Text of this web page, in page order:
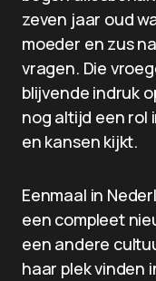
zeven jaar oud
moeder en zus
vragen. Die
blijvende indruk
nog altijd een rol
en kansen kijkt.
Eenmaal in
een compleet
een andere
haar plek vinden